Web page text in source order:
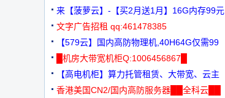
来【菠萝云】-【买2月送1月】16G内存99元
文字广告招租 qq:461478385
【579云】国内高防物理机,40H64G仅需99
元
█机房大带宽机柜Q:1006456867█
【高电机柜】算力托管租赁、大带宽、云主
机
香港美国CN2/国内高防服务器██全科云██